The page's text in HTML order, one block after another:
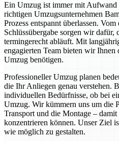
Ein Umzug ist immer mit Aufwand
richtigen Umzugsunternehmen
Prozess entspannt überlassen.
Schlüssübergabe sorgen wir dafür,
termingerecht abläuft. Mit
engagierten Team bieten wir
Umzug benötigen.
Professioneller Umzug planen
die Ihr Anliegen genau verstehen.
individuellen Bedürfnisse, ob bei
Umzug. Wir kümmern uns um die
Transport und die Montage –
konzentrieren können. Unser Ziel
wie möglich zu gestalten.